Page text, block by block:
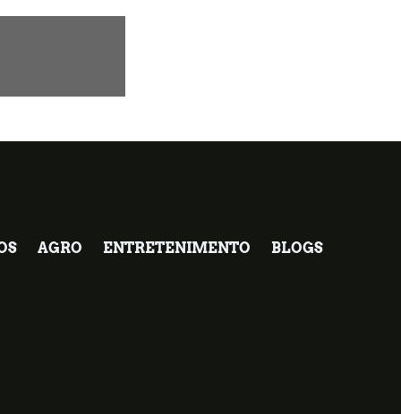
AGRO ENTRETENIMENTO BLOGS